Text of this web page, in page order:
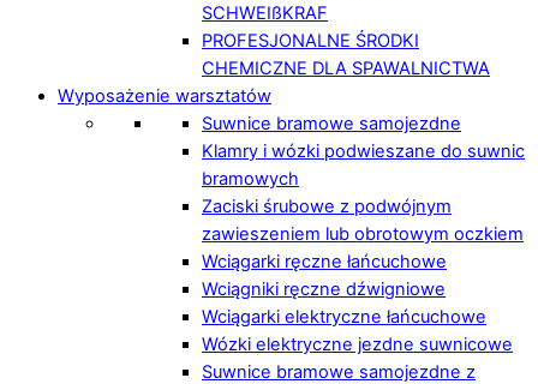
SCHWEIßKRAF
PROFESJONALNE ŚRODKI
CHEMICZNE DLA SPAWALNICTWA
Wyposażenie warsztatów
Suwnice bramowe samojezdne
Klamry i wózki podwieszane do suwnic
bramowych
Zaciski śrubowe z podwójnym
zawieszeniem lub obrotowym oczkiem
Wciągarki ręczne łańcuchowe
Wciągniki ręczne dźwigniowe
Wciągarki elektryczne łańcuchowe
Wózki elektryczne jezdne suwnicowe
Suwnice bramowe samojezdne z